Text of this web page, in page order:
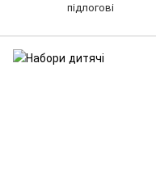
підлогові